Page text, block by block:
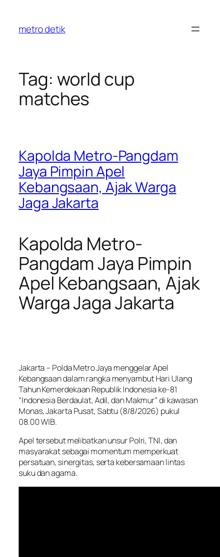
content
metro detik
Tag: world cup
matches
Kapolda Metro-Pangdam
Jaya Pimpin Apel
Kebangsaan, Ajak Warga
Jaga Jakarta
Kapolda Metro-
Pangdam Jaya Pimpin
Apel Kebangsaan, Ajak
Warga Jaga Jakarta
Jakarta – Polda Metro Jaya menggelar Apel
Kebangsaan dalam rangka menyambut Hari Ulang
Tahun Kemerdekaan Republik Indonesia ke-81
“Indonesia Berdaulat, Adil, dan Makmur” di kawasan
Monas, Jakarta Pusat, Sabtu (8/8/2026) pukul
08.00 WIB.
Apel tersebut melibatkan unsur Polri, TNI, dan
masyarakat sebagai momentum memperkuat
persatuan, sinergitas, serta kebersamaan lintas
suku dan agama.